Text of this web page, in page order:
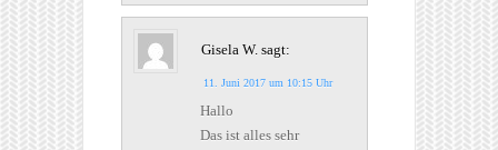
Gisela W. sagt:
11. Juni 2017 um 10:15 Uhr
Hallo
Das ist alles sehr